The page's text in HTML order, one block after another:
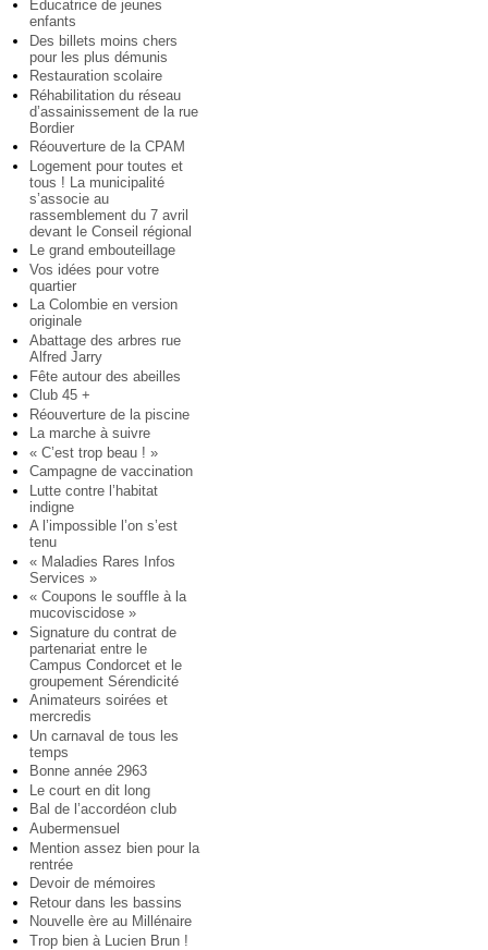
Educatrice de jeunes
enfants
Des billets moins chers
pour les plus démunis
Restauration scolaire
Réhabilitation du réseau
d’assainissement de la rue
Bordier
Réouverture de la CPAM
Logement pour toutes et
tous ! La municipalité
s’associe au
rassemblement du 7 avril
devant le Conseil régional
Le grand embouteillage
Vos idées pour votre
quartier
La Colombie en version
originale
Abattage des arbres rue
Alfred Jarry
Fête autour des abeilles
Club 45 +
Réouverture de la piscine
La marche à suivre
« C’est trop beau ! »
Campagne de vaccination
Lutte contre l’habitat
indigne
A l’impossible l’on s’est
tenu
« Maladies Rares Infos
Services »
« Coupons le souffle à la
mucoviscidose »
Signature du contrat de
partenariat entre le
Campus Condorcet et le
groupement Sérendicité
Animateurs soirées et
mercredis
Un carnaval de tous les
temps
Bonne année 2963
Le court en dit long
Bal de l’accordéon club
Aubermensuel
Mention assez bien pour la
rentrée
Devoir de mémoires
Retour dans les bassins
Nouvelle ère au Millénaire
Trop bien à Lucien Brun !